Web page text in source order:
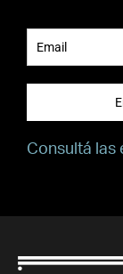
Consultá las